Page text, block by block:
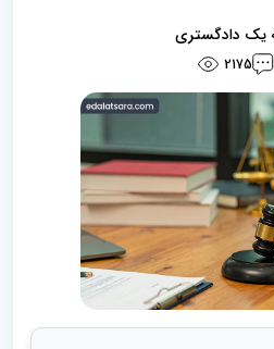
یک دادگستری
2175